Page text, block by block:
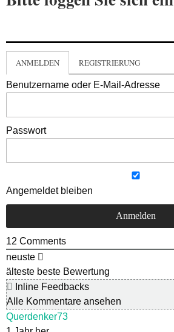
ANMELDEN REGISTRIERUNG
Benutzername oder E-Mail-Adresse
Passwort
Angemeldet bleiben
12 Comments
neuste
älteste beste Bewertung
Inline Feedbacks
Alle Kommentare ansehen
Querdenker73